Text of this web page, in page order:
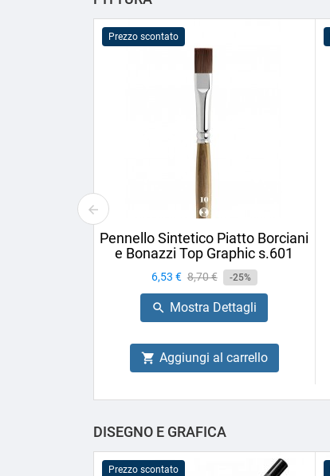
Prezzo scontato
Pennello Sintetico Piatto Borciani
e Bonazzi Top Graphic s.601
Prezzo
6,53 € Prezzo
base
8,70 € -25%
 Mostra Dettagli
 Aggiungi al carrello
DISEGNO E GRAFICA
Prezzo scontato